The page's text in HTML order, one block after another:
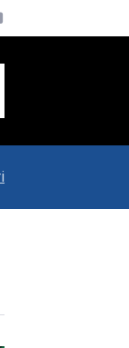
Olanlara Bile Bu